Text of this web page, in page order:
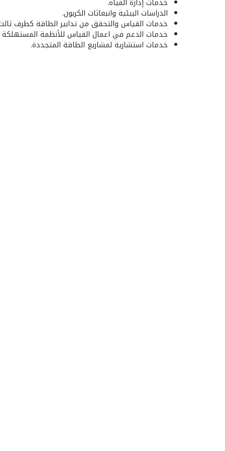
خدمات إدارة المياه.
الدراسات البيئية وانبعاثات الكربون.
خدمات القياس والتحقق من تدابير الطاقة كطرف
خدمات الدعم في اعمال القياس للأنظمة المستهلكة
خدمات استشارية لمشاريع الطاقة المتجددة.